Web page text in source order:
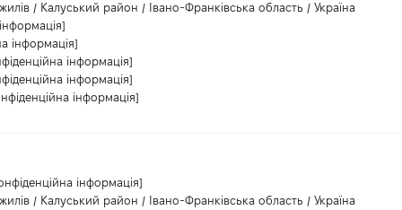
/ Калуський район / Івано-Франківська область / Україна
інформація]
інформація]
інформація]
інформація]
інформація]
/ Калуський район / Івано-Франківська область / Україна